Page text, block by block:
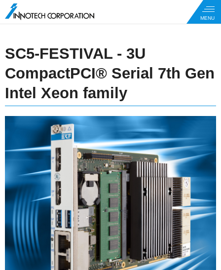
SC5-FESTIVAL - 3U
CompactPCI® Serial 7th Gen
Intel Xeon family